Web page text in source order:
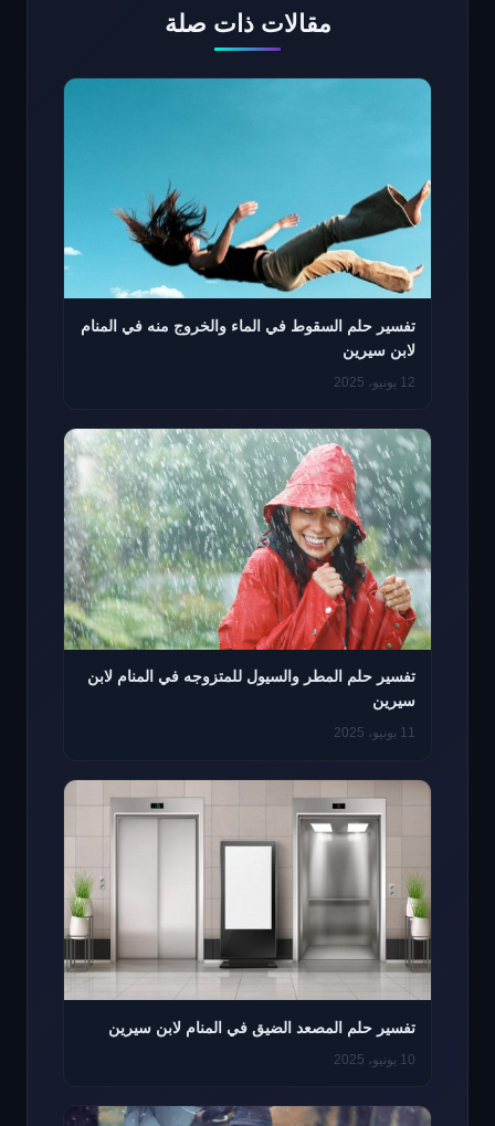
مقالات ذات صلة
تفسير حلم السقوط في الماء والخروج منه في المنام
لابن سيرين
12 يونيو، 2025
تفسير حلم المطر والسيول للمتزوجه في المنام لابن
سيرين
11 يونيو، 2025
تفسير حلم المصعد الضيق في المنام لابن سيرين
10 يونيو، 2025